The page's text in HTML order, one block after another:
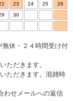
23 24 25
26
30
無休・２４時間受け付
ただきます。
ただきます。混雑時
わせメールへの返信